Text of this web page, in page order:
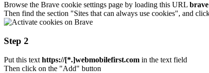
Browse the Brave cookie settings page by loading this URL
Then find the section "Sites that can always use cookies", and
Step 2
Put this text https://[*.]webmobilefirst.com in the text field
Then click on the "Add" button